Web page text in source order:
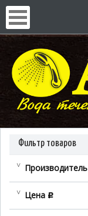
Фильтр товаров
Производитель
Цена c